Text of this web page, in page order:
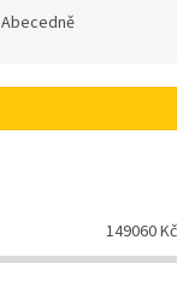
Abecedně
149060Kč